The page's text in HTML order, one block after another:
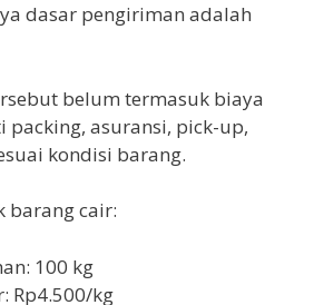
dasar pengiriman adalah
belum termasuk biaya
packing, asuransi, pick-up,
kondisi barang.
barang cair:
100 kg
Rp4.500/kg